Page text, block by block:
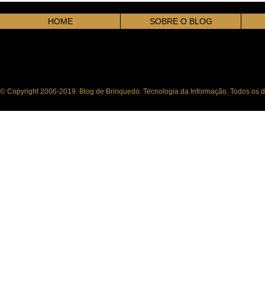
HOME SOBRE O BLOG
© Copyright 2006-2019. Blog de Brinquedo. Tecnologia da Informação. Todos os